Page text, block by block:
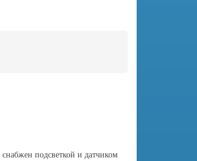
подсветкой и датчиком